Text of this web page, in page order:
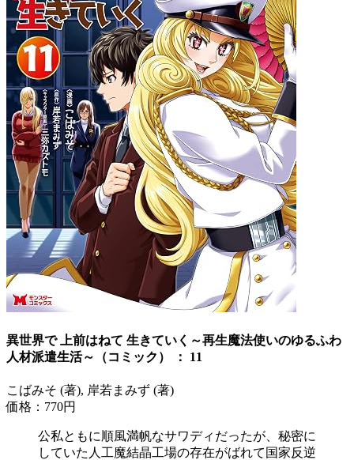
異世界で 上前はねて 生きていく～再生魔法使いのゆるふわ
人材派遣生活～（コミック） ： 11
こばみそ (著), 岸若まみず (著)
価格：770円
公私ともに順風満帆なサワディだったが、秘密に
していた人工魔結晶工場の存在がばれて国家反逆